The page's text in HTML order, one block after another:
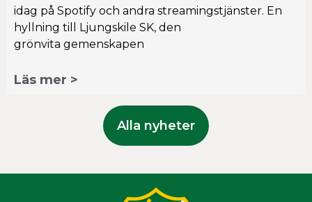
idag på Spotify och andra streamingstjänster. En
hyllning till Ljungskile SK, den
grönvita gemenskapen
Läs mer >
Alla nyheter